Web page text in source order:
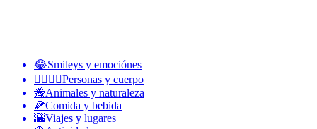
😂Smileys y emociónes
👩‍❤️‍💋‍👨Personas y cuerpo
🐝Animales y naturaleza
🍕Comida y bebida
🌇Viajes y lugares